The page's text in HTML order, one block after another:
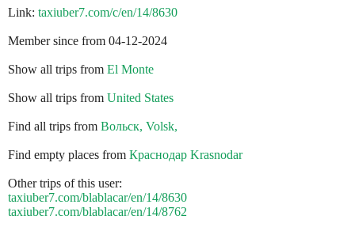
Link: taxiuber7.com/c/en/14/8630
Member since from 04-12-2024
Show all trips from El Monte
Show all trips from United States
Find all trips from Вольск, Volsk,
Find empty places from Краснодар Krasnodar
Other trips of this user:
taxiuber7.com/blablacar/en/14/8630
taxiuber7.com/blablacar/en/14/8762